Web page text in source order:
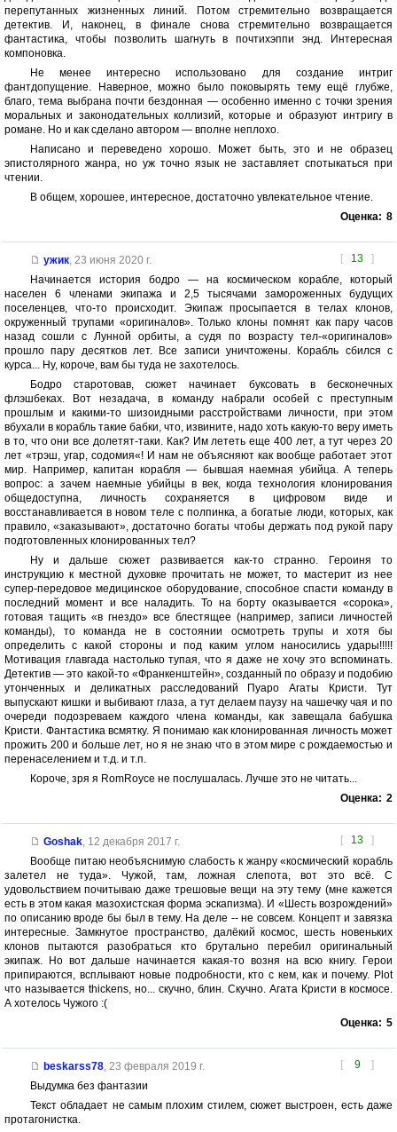
перепутанных жизненных линий. Потом стремительно возвращается
детектив. И, наконец, в финале снова стремительно возвращается
фантастика, чтобы позволить шагнуть в почтихэппи энд. Интересная
компоновка.
Не менее интересно использовано для создание интриг
фантдопущение. Наверное, можно было поковырять тему ещё глубже,
благо, тема выбрана почти бездонная — особенно именно с точки зрения
моральных и законодательных коллизий, которые и образуют интригу в
романе. Но и как сделано автором — вполне неплохо.
Написано и переведено хорошо. Может быть, это и не образец
эпистолярного жанра, но уж точно язык не заставляет спотыкаться при
чтении.
В общем, хорошее, интересное, достаточно увлекательное чтение.
Оценка: 8
[ 13 ]
ужик, 23 июня 2020 г.
Начинается история бодро — на космическом корабле, который
населен 6 членами экипажа и 2,5 тысячами замороженных будущих
поселенцев, что-то происходит. Экипаж просыпается в телах клонов,
окруженный трупами «оригиналов». Только клоны помнят как пару часов
назад сошли с Лунной орбиты, а судя по возрасту тел-«оригиналов»
прошло пару десятков лет. Все записи уничтожены. Корабль сбился с
курса... Ну, короче, вам бы туда не захотелось.
Бодро старотовав, сюжет начинает буксовать в бесконечных
флэшбеках. Вот незадача, в команду набрали особей с преступным
прошлым и какими-то шизоидными расстройствами личности, при этом
вбухали в корабль такие бабки, что, извините, надо хоть какую-то веру иметь
в то, что они все долетят-таки. Как? Им лететь еще 400 лет, а тут через 20
лет «трэш, угар, содомия«! И нам не объясняют как вообще работает этот
мир. Например, капитан корабля — бывшая наемная убийца. А теперь
вопрос: а зачем наемные убийцы в век, когда технология клонирования
общедоступна, личность сохраняется в цифровом виде и
восстанавливается в новом теле с полпинка, а богатые люди, которых, как
правило, «заказывают», достаточно богаты чтобы держать под рукой пару
подготовленных клонированных тел?
Ну и дальше сюжет развивается как-то странно. Героиня то
инструкцию к местной духовке прочитать не может, то мастерит из нее
супер-передовое медицинское оборудование, способное спасти команду в
последний момент и все наладить. То на борту оказывается «сорока»,
готовая тащить «в гнездо» все блестящее (например, записи личностей
команды), то команда не в состоянии осмотреть трупы и хотя бы
определить с какой стороны и под каким углом наносились удары!!!!!
Мотивация главгада настолько тупая, что я даже не хочу это вспоминать.
Детектив — это какой-то «Франкенштейн», созданный по образу и подобию
утонченных и деликатных расследований Пуаро Агаты Кристи. Тут
выпускают кишки и выбивают глаза, а тут делаем паузу на чашечку чая и по
очереди подозреваем каждого члена команды, как завещала бабушка
Кристи. Фантастика всмятку. Я понимаю как клонированная личность может
прожить 200 и больше лет, но я не знаю что в этом мире с рождаемостью и
перенаселением и т.д. и т.п.
Короче, зря я RomRoyce не послушалась. Лучше это не читать...
Оценка: 2
[ 13 ]
Goshak, 12 декабря 2017 г.
Вообще питаю необъяснимую слабость к жанру «космический корабль
залетел не туда». Чужой, там, ложная слепота, вот это всё. С
удовольствием почитываю даже трешовые вещи на эту тему (мне кажется
есть в этом какая мазохистская форма эскапизма). И «Шесть возрождений»
по описанию вроде бы был в тему. На деле -- не совсем. Концепт и завязка
интересные. Замкнутое пространство, далёкий космос, шесть новеньких
клонов пытаются разобраться кто брутально перебил оригинальный
экипаж. Но вот дальше начинается какая-то возня на всю книгу. Герои
припираются, всплывают новые подробности, кто с кем, как и почему. Plot
что называется thickens, но... скучно, блин. Скучно. Агата Кристи в космосе.
А хотелось Чужого :(
Оценка: 5
[ 9 ]
beskarss78, 23 февраля 2019 г.
Выдумка без фантазии
Текст обладает не самым плохим стилем, сюжет выстроен, есть даже
протагонистка.